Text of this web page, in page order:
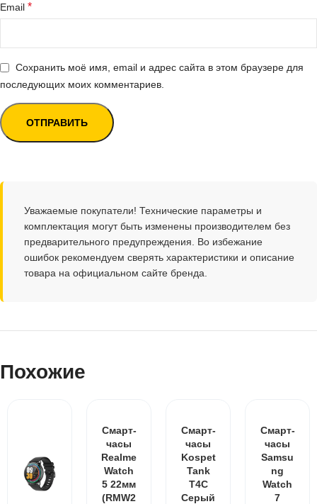
Email *
Сохранить моё имя, email и адрес сайта в этом браузере для
последующих моих комментариев.
Уважаемые покупатели! Технические параметры и
комплектация могут быть изменены производителем без
предварительного предупреждения. Во избежание
ошибок рекомендуем сверять характеристики и описание
товара на официальном сайте бренда.
Похожие
Смарт-
часы
Realme
Watch
5 22мм
(RMW2
Смарт-
часы
Kospet
Tank
T4C
Серый
Смарт-
часы
Samsu
ng
Watch
7